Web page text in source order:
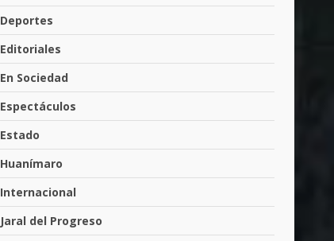
Deportes
Editoriales
En Sociedad
Espectáculos
Estado
Huanímaro
Internacional
Jaral del Progreso
3
Muere peatón arrollado por
4
José Antonio Villanueva
3 de agosto de 2026
Hombre pierde la vida en
tabiquera